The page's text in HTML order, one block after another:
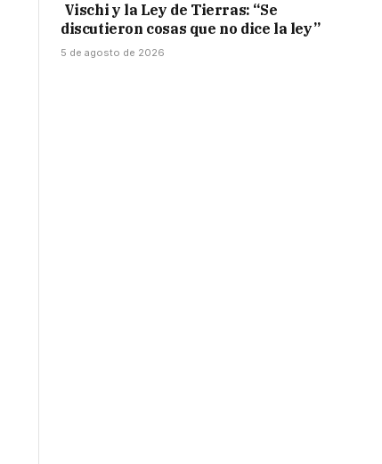
Vischi y la Ley de Tierras: “Se
discutieron cosas que no dice la ley”
5 de agosto de 2026